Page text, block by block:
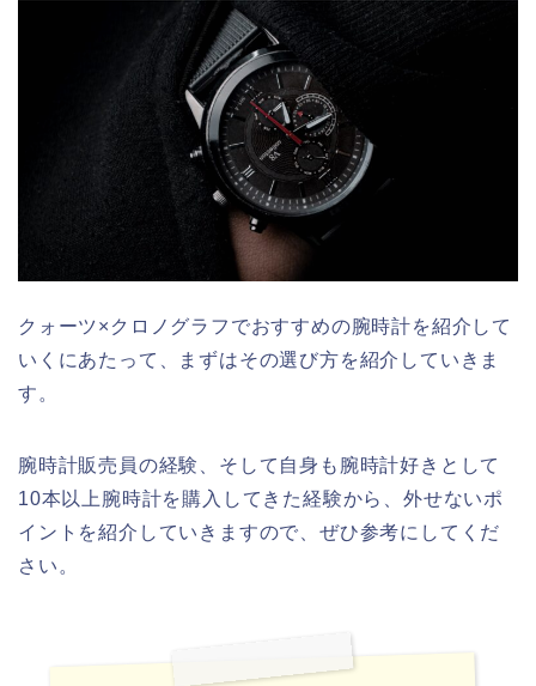
クォーツ×クロノグラフでおすすめの腕時計を紹介して
いくにあたって、まずはその選び方を紹介していきま
す。
腕時計販売員の経験、そして自身も腕時計好きとして
10本以上腕時計を購入してきた経験から、外せないポ
イントを紹介していきますので、ぜひ参考にしてくだ
さい。